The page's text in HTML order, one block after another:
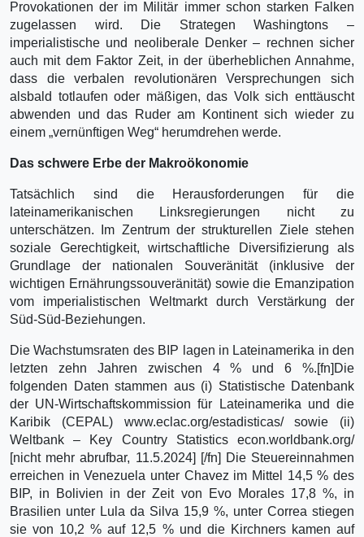
Provokationen der im Militär immer schon starken Falken
zugelassen wird. Die Strategen Washingtons –
imperialistische und neoliberale Denker – rechnen sicher
auch mit dem Faktor Zeit, in der überheblichen Annahme,
dass die verbalen revolutionären Versprechungen sich
alsbald totlaufen oder mäßigen, das Volk sich enttäuscht
abwenden und das Ruder am Kontinent sich wieder zu
einem „vernünftigen Weg“ herumdrehen werde.
Das schwere Erbe der Makroökonomie
Tatsächlich sind die Herausforderungen für die
lateinamerikanischen Linksregierungen nicht zu
unterschätzen. Im Zentrum der strukturellen Ziele stehen
soziale Gerechtigkeit, wirtschaftliche Diversifizierung als
Grundlage der nationalen Souveränität (inklusive der
wichtigen Ernährungssouveränität) sowie die Emanzipation
vom imperialistischen Weltmarkt durch Verstärkung der
Süd-Süd-Beziehungen.
Die Wachstumsraten des BIP lagen in Lateinamerika in den
letzten zehn Jahren zwischen 4 % und 6 %.[fn]Die
folgenden Daten stammen aus (i) Statistische Datenbank
der UN-Wirtschaftskommission für Lateinamerika und die
Karibik (CEPAL) www.eclac.org/estadisticas/ sowie (ii)
Weltbank – Key Country Statistics econ.worldbank.org/
[nicht mehr abrufbar, 11.5.2024] [/fn] Die Steuereinnahmen
erreichen in Venezuela unter Chavez im Mittel 14,5 % des
BIP, in Bolivien in der Zeit von Evo Morales 17,8 %, in
Brasilien unter Lula da Silva 15,9 %, unter Correa stiegen
sie von 10,2 % auf 12,5 % und die Kirchners kamen auf